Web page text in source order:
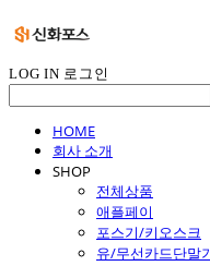
LOG IN 로그인
HOME
회사 소개
SHOP
전체상품
애플페이
포스기/키오스크
유/무선카드단말